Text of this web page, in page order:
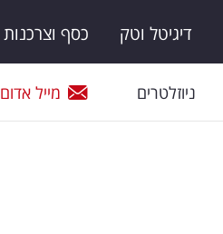
דיגיטל וטק כסף וצרכנות
ניוזלטרים מייל אדום